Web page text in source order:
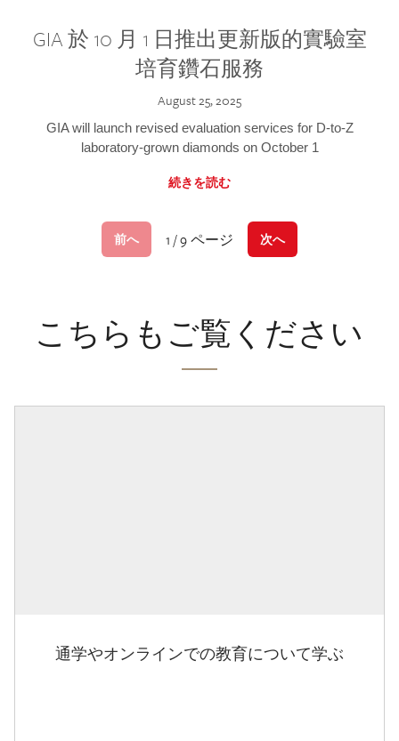
GIA 於 10 月 1 日推出更新版的實驗室
培育鑽石服務
August 25, 2025
GIA will launch revised evaluation services for D-to-Z
laboratory-grown diamonds on October 1
続きを読む
前へ 1 / 9 ページ 次へ
こちらもご覧ください
通学やオンラインでの教育について学ぶ